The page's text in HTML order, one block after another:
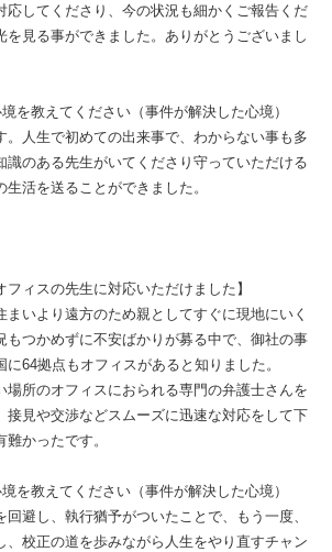
応してくださり、今の状況も細かくご報告くだ
を見る事ができました。ありがとうございまし
を教えてください（事件が解決した心境）
。人生で初めての出来事で、わからない事も多
識のある先生がいてくださり守っていただける
活を送ることができました。
フィスの先生に対応いただけました】
いより遠方のため親としてすぐに現地にいく
もつかめずに不安ばかりが募る中で、御社の事
64拠点もオフィスがあると知りました。
場所のオフィスにおられる専門の弁護士さんを
接見や交渉などスムーズに迅速な対応をして下
かったです。
を教えてください（事件が解決した心境）
避し、執行猶予がついたことで、もう一度、
、校正の道を歩みながら人生をやり直すチャン